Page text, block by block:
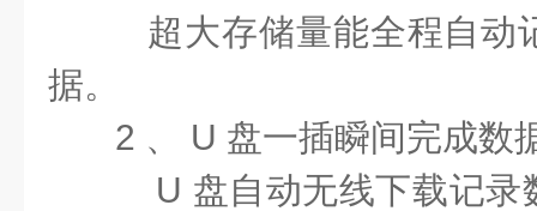
超大存储量能全程自动
据。
2 、 U 盘一插瞬间完成数
U 盘自动无线下载记录